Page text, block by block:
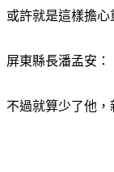
或許就是這樣擔
屏東縣長潘孟安：
不過就算少了他